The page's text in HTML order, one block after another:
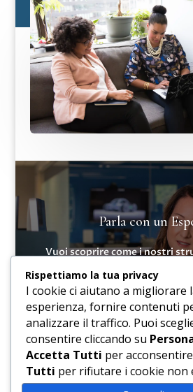
Parla con un
Vuoi scoprire come i nostri
rivoluzionare la tua formazione
i nostri esperti per una
scopri il valore dei nostri
Contattaci Ora
Rispettiamo la tua privacy
I cookie ci aiutano a migliorare
esperienza, fornire contenuti
analizzare il traffico. Puoi
consentire cliccando su
Accetta Tutti per
Tutti per rifiutare i cookie non